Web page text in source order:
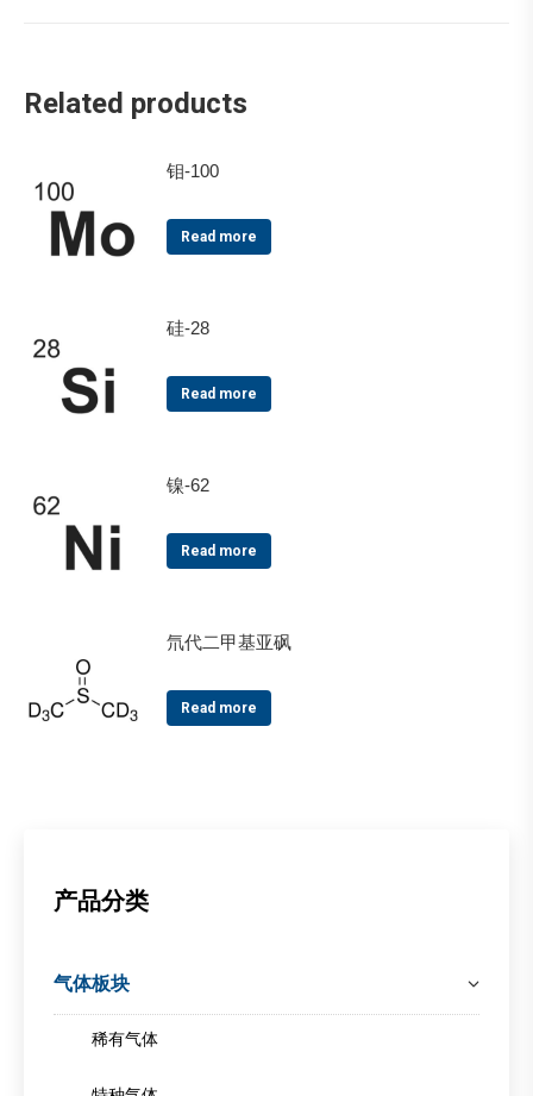
Related products
钼-100
Read more
硅-28
Read more
镍-62
Read more
氘代二甲基亚砜
Read more
产品分类
气体板块
稀有气体